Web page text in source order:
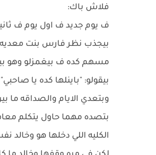
فلاش باك:
ف يوم جديد ف اول يوم ف
بيجذب نظر فارس بنت معديه
مسهم كده ف بيغمزلو وهو
بيقولو: "باينلها كده يا
وبتعدي الايام والصداقه ما
بتصده مهما حاول يتكلم
الكليه اللي دخلها هو وخالد